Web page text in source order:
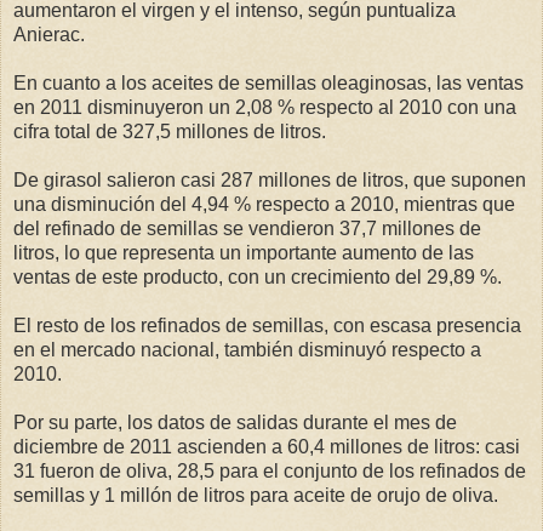
aumentaron el virgen y el intenso, según puntualiza
Anierac.
En cuanto a los aceites de semillas oleaginosas, las ventas
en 2011 disminuyeron un 2,08 % respecto al 2010 con una
cifra total de 327,5 millones de litros.
De girasol salieron casi 287 millones de litros, que suponen
una disminución del 4,94 % respecto a 2010, mientras que
del refinado de semillas se vendieron 37,7 millones de
litros, lo que representa un importante aumento de las
ventas de este producto, con un crecimiento del 29,89 %.
El resto de los refinados de semillas, con escasa presencia
en el mercado nacional, también disminuyó respecto a
2010.
Por su parte, los datos de salidas durante el mes de
diciembre de 2011 ascienden a 60,4 millones de litros: casi
31 fueron de oliva, 28,5 para el conjunto de los refinados de
semillas y 1 millón de litros para aceite de orujo de oliva.